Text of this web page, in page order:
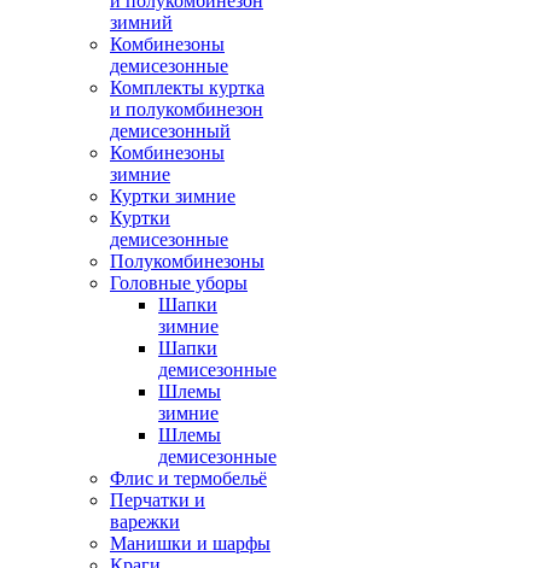
зимний
Комбинезоны
демисезонные
Комплекты куртка
и полукомбинезон
демисезонный
Комбинезоны
зимние
Куртки зимние
Куртки
демисезонные
Полукомбинезоны
Головные уборы
Шапки
зимние
Шапки
демисезонные
Шлемы
зимние
Шлемы
демисезонные
Флис и термобельё
Перчатки и
варежки
Манишки и шарфы